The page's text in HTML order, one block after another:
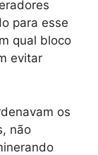
para esse
qual bloco
evitar
os
não